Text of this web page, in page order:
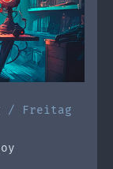
/ Freitag